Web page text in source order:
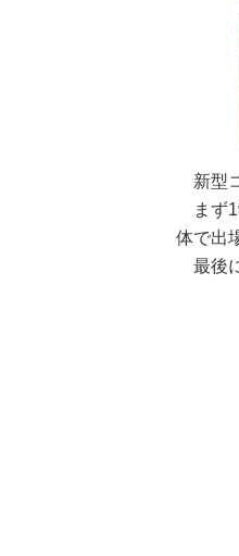
新型
まず
体で出
最後